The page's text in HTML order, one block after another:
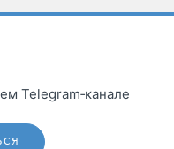
Telegram‑канале